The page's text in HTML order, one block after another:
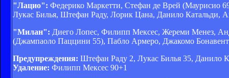
"Лацио": Федерико Маркетти, Стефан де Врей (Маурисио
Лукас Билья, Штефан Раду, Лорик Цана, Данило Катальди,
"Милан": Диего Лопес, Филипп Мексес, Жереми Менез,
(Джампаоло Паццини 55), Пабло Армеро, Джакомо
Предупреждения: Штефан Раду 2, Лукас Билья 35, Данило
Удаление: Филипп Мексес 90+1